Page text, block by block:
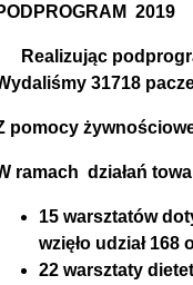
2019
Realizując
31718
pomocy
ramach działań
15 warsztatów
wzięło udział 168
22 warsztaty